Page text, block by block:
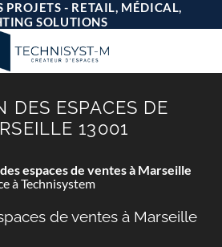
PROJETS - RETAIL, MÉDICAL,
SOLUTIONS
DES ESPACES DE
13001
espaces de ventes à Marseille
à Technisystem
de ventes à Marseille